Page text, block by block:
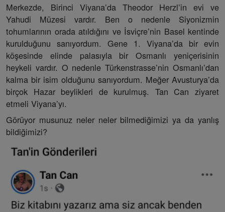
Merkezde, Birinci Viyana’da Theodor Herzl’in evi ve
Yahudi Müzesi vardır. Ben o nedenle Siyonizmin
tohumlarının orada atıldığını ve İsviçre’nin Basel kentinde
kurulduğunu sanıyordum. Gene 1. Viyana’da bir evin
köşesinde elinde palasıyla bir Osmanlı yeniçerisinin
heykeli vardır. O nedenle Türkenstrasse’nin Osmanlı’dan
kalma bir isim olduğunu sanıyordum. Meğer Avusturya’da
birçok Hazar beylikleri de kurulmuş. Tan Can ziyaret
etmeli Viyana’yı.
Görüyor musunuz neler neler bilmediğimizi ya da yanlış
bildiğimizi?